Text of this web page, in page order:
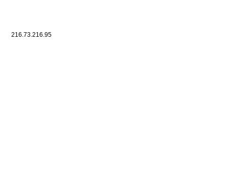
216.73.216.95